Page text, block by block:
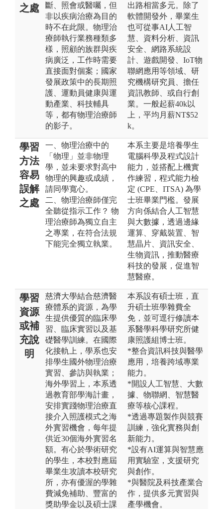
之處
斷、照會或醫囑，但
非以疾病治療為目的
時不在此限。物理治
療師執行業務種類多
樣，照顧的族群與疾
病廣泛，工作時需要
直接面對個案；國家
發展政策中的長期照
護、運動員健康與運
動產業、科技輔具
等，都有物理治療師
的影子。
出路相當多元。除了
軟體開發外，畢業生
也可從事AI人工智
慧、資料分析、資訊
安全、網路系統設
計、遊戲開發、IoT物
聯網應用等領域、研
究機構研究員、擔任
資訊教師、或自行創
業。一般起薪40k以
上，平均月薪NT$52
k。
學習
方法
容易
誤解
之處
一、物理治療中的
「物理」並非物理
學，並未要求對高中
物理的興趣或成績，
請同學寬心。
二、物理治療師僅完
全聽從指示工作？ 物
理治療師為獨立自主
之專業，在符合法規
下能完全獨立執業。
本系主要是培養學生
電腦科學及程式設計
能力，並搭配上機實
作練習，程式能力檢
定 (CPE、ITSA) 為學
士班畢業門檻。發展
方向係結合人工智慧
與大數據，透過邊緣
運算、穿戴裝置、智
慧晶片、資訊安全、
生物資訊，推動醫療
科技的發展，促進智
慧醫療。
學習
資源
或補
充說
明
慈濟大學結合慈濟醫
療體系的資源，為學
生提供優質的臨床學
習、臨床實習以及基
礎醫學訓練。在國際
化接軌上，學系也安
排學生國外物理治療
實習、參訪與執業；
海外學習上，本系透
過教育部學海計畫，
安排實踐物理治療直
接介入照護模式之海
外實習機會，每年提
供近30個海外實習名
額。有心於學術研究
的學生，本校對應屆
畢業生攻讀本校研究
所，亦有優渥的學雜
費減免補助、豐富的
獎助學金以及碩士課
本系設有碩士班，直
升碩士班學雜費全
免，並可逕行修讀本
系醫學科學研究所健
康照護組博士班。
*整合資訊科技與醫學
應用，培養跨域專業
能力。
*開設人工智慧、大數
據、物聯網、智慧醫
療等核心課程。
*透過專題製作與競賽
訓練，強化實務與創
新能力。
*設有AI運算與智慧應
用實驗室，支援研究
與創作。
*與醫院及科技產業合
作，提供多元實習與
產學機會。